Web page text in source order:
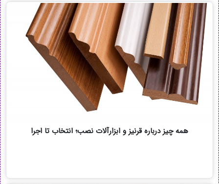
همه چیز درباره قرنیز و ابزارآلات نصب؛ انتخاب تا اجرا